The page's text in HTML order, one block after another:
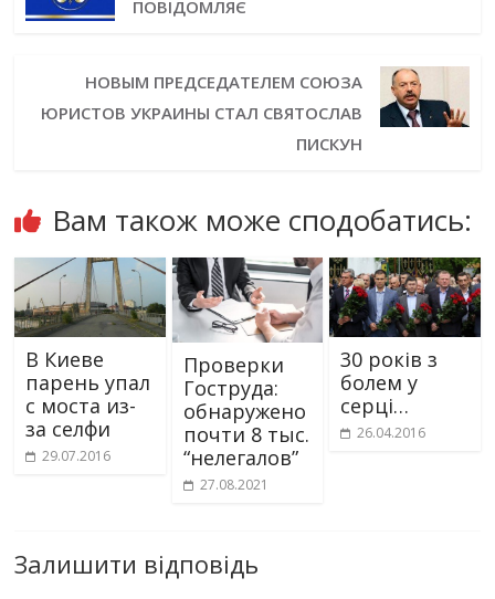
ПОВІДОМЛЯЄ
НОВЫМ ПРЕДСЕДАТЕЛЕМ СОЮЗА
ЮРИСТОВ УКРАИНЫ СТАЛ СВЯТОСЛАВ
ПИСКУН
Вам також може сподобатись:
В Киеве
парень упал
с моста из-
за селфи
29.07.2016
Проверки
Гоструда:
обнаружено
почти 8 тыс.
“нелегалов”
27.08.2021
30 років з
болем у
серці…
26.04.2016
Залишити відповідь